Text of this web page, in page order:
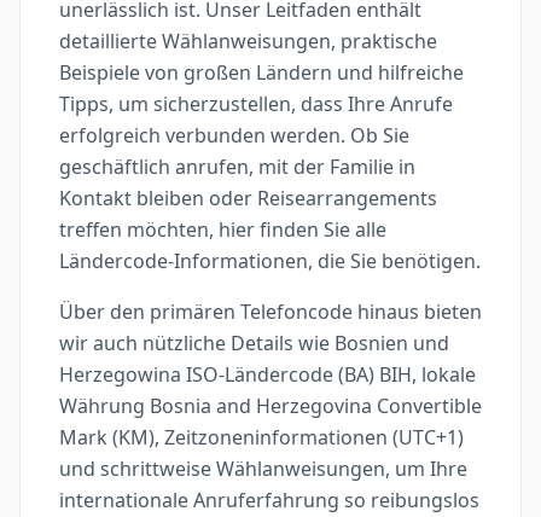
unerlässlich ist. Unser Leitfaden enthält
detaillierte Wählanweisungen, praktische
Beispiele von großen Ländern und hilfreiche
Tipps, um sicherzustellen, dass Ihre Anrufe
erfolgreich verbunden werden. Ob Sie
geschäftlich anrufen, mit der Familie in
Kontakt bleiben oder Reisearrangements
treffen möchten, hier finden Sie alle
Ländercode-Informationen, die Sie benötigen.
Über den primären Telefoncode hinaus bieten
wir auch nützliche Details wie Bosnien und
Herzegowina ISO-Ländercode (BA) BIH, lokale
Währung Bosnia and Herzegovina Convertible
Mark (KM), Zeitzoneninformationen (UTC+1)
und schrittweise Wählanweisungen, um Ihre
internationale Anruferfahrung so reibungslos